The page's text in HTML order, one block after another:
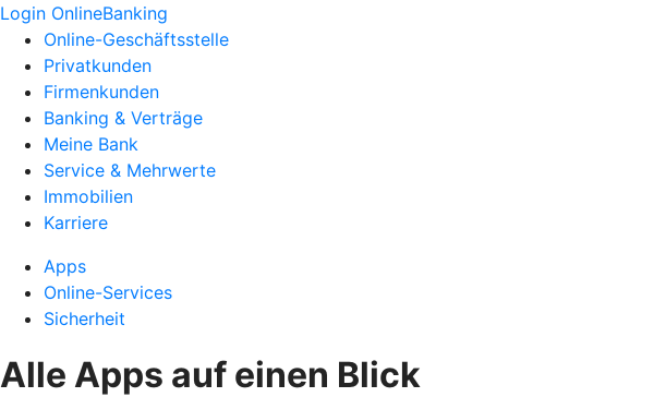
Login OnlineBanking
Online-Geschäftsstelle
Privatkunden
Firmenkunden
Banking & Verträge
Meine Bank
Service & Mehrwerte
Immobilien
Karriere
Apps
Online-Services
Sicherheit
Alle Apps auf einen Blick